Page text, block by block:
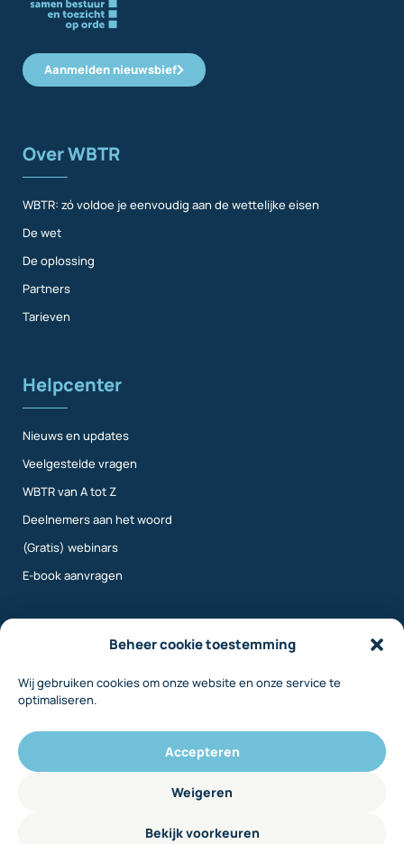
Beheer cookie toestemming
Wij gebruiken cookies om onze website en onze service te
optimaliseren.
Accepteren
Weigeren
Bekijk voorkeuren
Aanmelden nieuwsbief
Over WBTR
WBTR: zó voldoe je eenvoudig aan de wettelijke eisen
De wet
De oplossing
Partners
Tarieven
Helpcenter
Nieuws en updates
Veelgestelde vragen
WBTR van A tot Z
Deelnemers aan het woord
(Gratis) webinars
E-book aanvragen
Over ons